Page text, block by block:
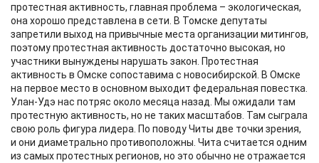
протестная активность, главная проблема – экологическая,
она хорошо представлена в сети. В Томске депутаты
запретили выход на привычные места организации митингов,
поэтому протестная активность достаточно высокая, но
участники вынуждены нарушать закон. Протестная
активность в Омске сопоставима с новосибирской. В Омске
на первое место в основном выходит федеральная повестка.
Улан-Удэ нас потряс около месяца назад. Мы ожидали там
протестную активность, но не таких масштабов. Там сыграла
свою роль фигура лидера. По поводу Читы две точки зрения,
и они диаметрально противоположны. Чита считается одним
из самых протестных регионов, но это обычно не отражается